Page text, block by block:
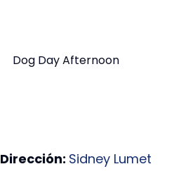
Dog Day Afternoon
Dirección: Sidney Lumet